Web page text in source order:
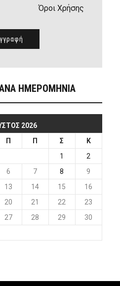
Όροι Χρήσης
ΗΜΕΡΟΜΗΝΙΑ
2026
Π Π Σ
Κ
1
2
6 7 8
9
13 14 15
16
20 21 22
23
27 28 29
30